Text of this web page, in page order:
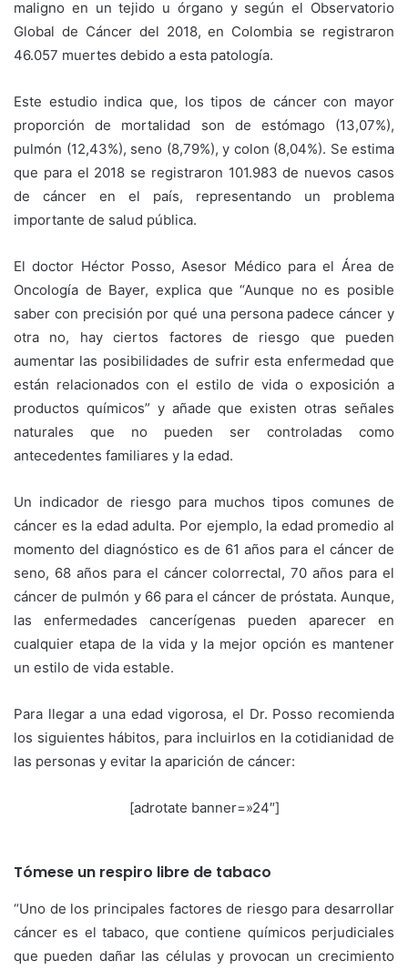
maligno en un tejido u órgano y según el Observatorio
Global de Cáncer del 2018, en Colombia se registraron
46.057 muertes debido a esta patología.
Este estudio indica que, los tipos de cáncer con mayor
proporción de mortalidad son de estómago (13,07%),
pulmón (12,43%), seno (8,79%), y colon (8,04%). Se estima
que para el 2018 se registraron 101.983 de nuevos casos
de cáncer en el país, representando un problema
importante de salud pública.
El doctor Héctor Posso, Asesor Médico para el Área de
Oncología de Bayer, explica que “Aunque no es posible
saber con precisión por qué una persona padece cáncer y
otra no, hay ciertos factores de riesgo que pueden
aumentar las posibilidades de sufrir esta enfermedad que
están relacionados con el estilo de vida o exposición a
productos químicos” y añade que existen otras señales
naturales que no pueden ser controladas como
antecedentes familiares y la edad.
Un indicador de riesgo para muchos tipos comunes de
cáncer es la edad adulta. Por ejemplo, la edad promedio al
momento del diagnóstico es de 61 años para el cáncer de
seno, 68 años para el cáncer colorrectal, 70 años para el
cáncer de pulmón y 66 para el cáncer de próstata. Aunque,
las enfermedades cancerígenas pueden aparecer en
cualquier etapa de la vida y la mejor opción es mantener
un estilo de vida estable.
Para llegar a una edad vigorosa, el Dr. Posso recomienda
los siguientes hábitos, para incluirlos en la cotidianidad de
las personas y evitar la aparición de cáncer:
[adrotate banner=»24″]
Tómese un respiro libre de tabaco
“Uno de los principales factores de riesgo para desarrollar
cáncer es el tabaco, que contiene químicos perjudiciales
que pueden dañar las células y provocan un crecimiento